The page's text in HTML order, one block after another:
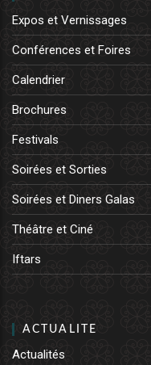
Expos et Vernissages
Conférences et Foires
Calendrier
Brochures
Festivals
Soirées et Sorties
Soirées et Diners Galas
Théâtre et Ciné
Iftars
ACTUALITE
Actualités